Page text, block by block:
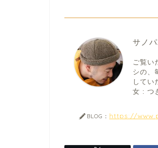
サノ
ご覧い
シの、
して
女 : つ
BLOG： https://